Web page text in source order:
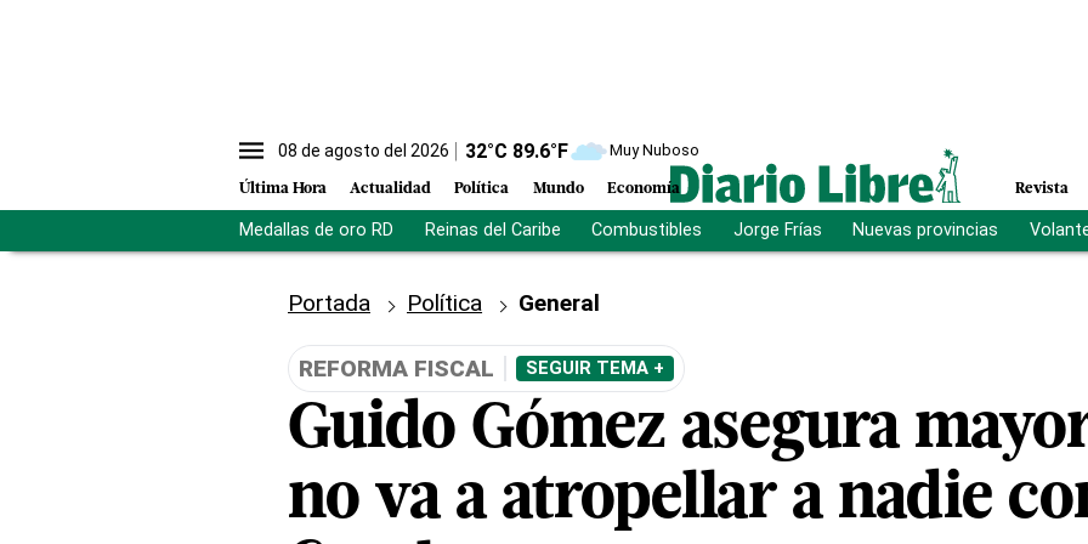
08 de agosto del 2026 32°C 89.6°F Muy Nuboso
Última Hora Actualidad Política Mundo Economía Revista
Medallas de oro RD Reinas del Caribe Combustibles Jorge Frías Nuevas provincias
Portada Política General
REFORMA FISCAL SEGUIR TEMA +
Guido Gómez asegura
no va a atropellar a nadie